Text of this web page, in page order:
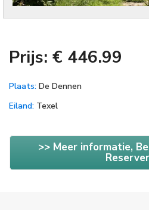
Prijs: € 446.99
Plaats: De Dennen
Eiland: Texel
>> Meer informatie,